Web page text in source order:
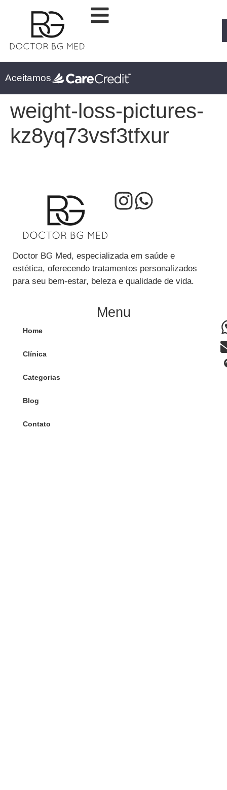
Aceitamos
weight-loss-pictures-
kz8yq73vsf3tfxur
Doctor BG Med, especializada em saúde e
estética, oferecendo tratamentos personalizados
para seu bem-estar, beleza e qualidade de vida.
Menu
Home
Clínica
Categorias
Blog
Contato